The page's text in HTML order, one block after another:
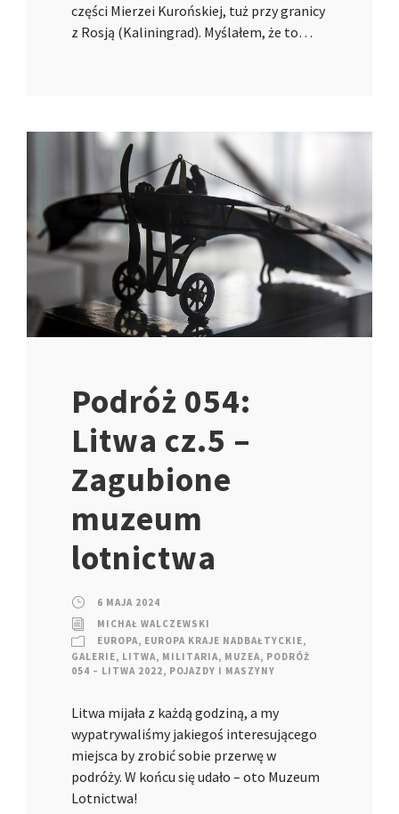
części Mierzei Kurońskiej, tuż przy granicy
z Rosją (Kaliningrad). Myślałem, że to…
Podróż 054:
Litwa cz.5 –
Zagubione
muzeum
lotnictwa
6 MAJA 2024
MICHAŁ WALCZEWSKI
EUROPA, EUROPA KRAJE NADBAŁTYCKIE,
GALERIE, LITWA, MILITARIA, MUZEA, PODRÓŻ
054 – LITWA 2022, POJAZDY I MASZYNY
Litwa mijała z każdą godziną, a my
wypatrywaliśmy jakiegoś interesującego
miejsca by zrobić sobie przerwę w
podróży. W końcu się udało – oto Muzeum
Lotnictwa!